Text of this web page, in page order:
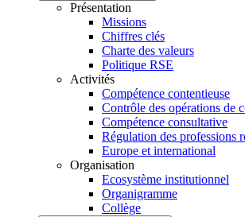
Présentation
Missions
Chiffres clés
Charte des valeurs
Politique RSE
Activités
Compétence contentieuse
Contrôle des opérations de
Compétence consultative
Régulation des professions
Europe et international
Organisation
Ecosystème institutionnel
Organigramme
Collège